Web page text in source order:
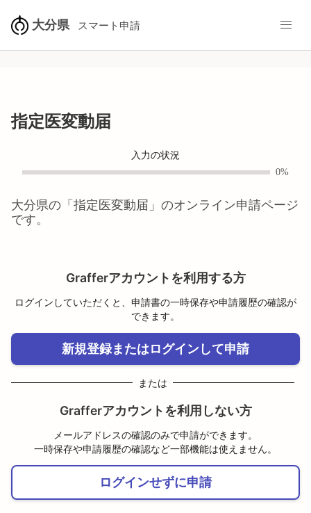
大分県 スマート申請
指定医変動届
入力の状況
0%
大分県の「 指定医変動届 」のオンライン申請ページ
です。
Grafferアカウントを利用する方
ログインしていただくと、申請書の一時保存や申請履歴の確認が
できます。
新規登録またはログインして申請
または
Grafferアカウントを利用しない方
メールアドレスの確認のみで申請ができます。
一時保存や申請履歴の確認など一部機能は使えません。
ログインせずに申請